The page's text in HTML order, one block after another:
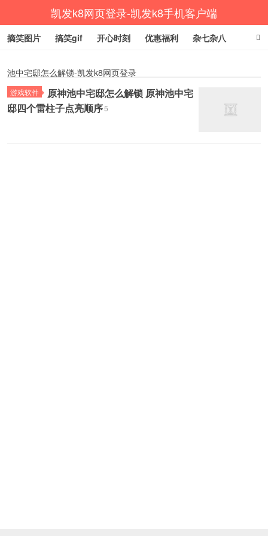
凯发k8网页登录-凯发k8手机客户端
摘笑图片 搞笑gif 开心时刻 优惠福利 杂七杂八
池中宅邸怎么解锁-凯发k8网页登录
游戏软件
原神池中宅邸怎么解锁 原神池中宅
邸四个雷柱子点亮顺序5